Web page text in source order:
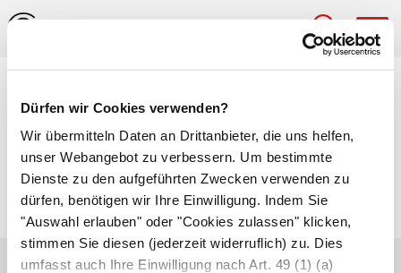
Dürfen wir Cookies verwenden?
Wir übermitteln Daten an Drittanbieter, die uns helfen,
unser Webangebot zu verbessern. Um bestimmte
Dienste zu den aufgeführten Zwecken verwenden zu
dürfen, benötigen wir Ihre Einwilligung. Indem Sie
"Auswahl erlauben" oder "Cookies zulassen" klicken,
stimmen Sie diesen (jederzeit widerruflich) zu. Dies
umfasst auch Ihre Einwilligung nach Art. 49 (1) (a)
Mundvorhof (Vestibulum oris)
Von Lippen, Wangen und Zähnen umschlossener
Raum innerhalb der Mundhöhle.